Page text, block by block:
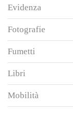
Evidenza
Fotografie
Fumetti
Libri
Mobilità